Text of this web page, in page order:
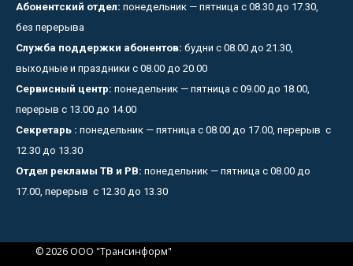
Абонентский отдел: понедельник — пятница с 08.30 до 17.30,
без перерыва
Служба поддержки абонентов: будни с 08.00 до 21.30,
выходные и праздники с 08.00 до 20.00
Сервисный центр: понедельник — пятница с 09.00 до 18.00,
перерыв с 13.00 до 14.00
Секретарь : понедельник — пятница с 08.00 до 17.00, перерыв с
12.30 до 13.30
Отдел рекламы ТВ и РВ: понедельник — пятница с 08.00 до
17.00, перерыв с 12.30 до 13.30
© 2026 ООО "Трансинформ"